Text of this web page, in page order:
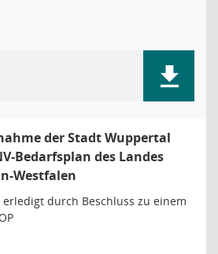
der Stadt Wuppertal
Bedarfsplan des Landes
Westfalen
erledigt durch Beschluss zu einem